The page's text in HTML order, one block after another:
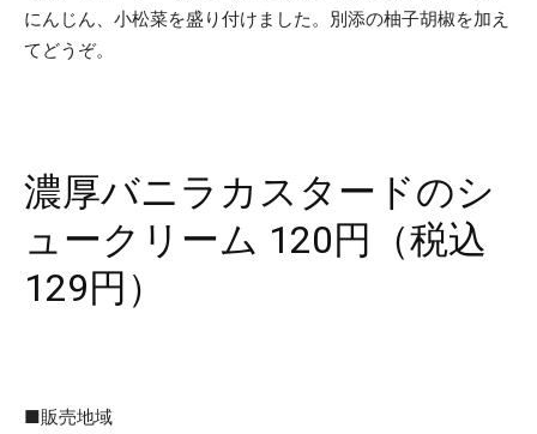
にんじん、小松菜を盛り付けました。別添の柚子胡椒を加え
てどうぞ。
濃厚バニラカスタードのシ
ュークリーム 120円（税込
129円）
■販売地域